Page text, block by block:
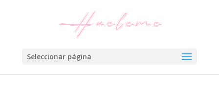
Seleccionar página